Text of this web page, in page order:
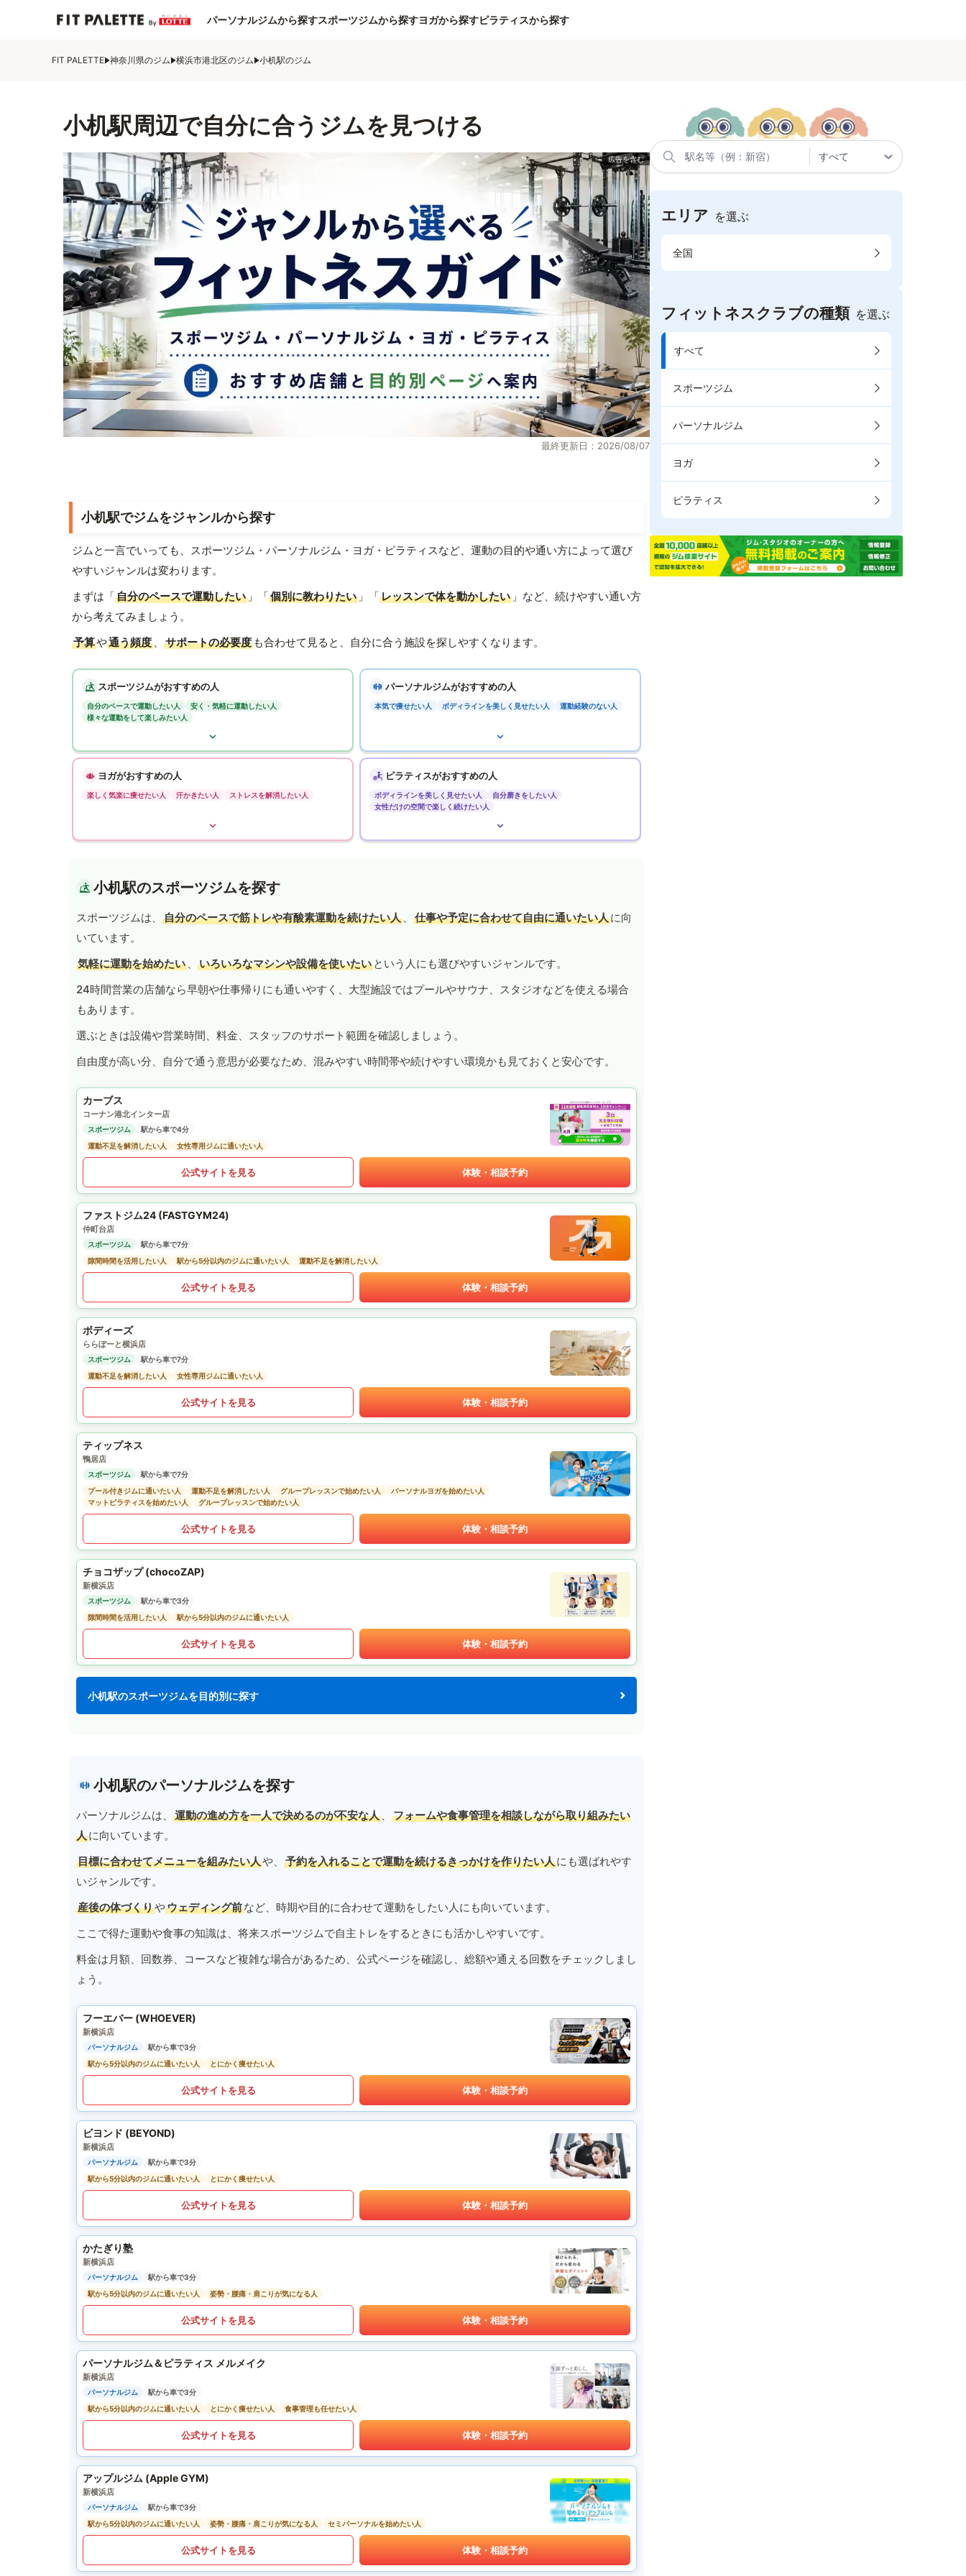
パーソナルジムから探すスポーツジムから探すヨガから探すピラティスから探す
FIT PALETTE 神奈川県のジム 横浜市港北区のジム 小机駅のジム
小机駅周辺で自分に合うジムを見つける
最終更新日：2026/08/07
小机駅でジムをジャンルから探す
ジムと一言でいっても、スポーツジム・パーソナルジム・ヨガ・ピラティスなど、運動の目的や通い方によって選び
やすいジャンルは変わります。
まずは「自分のペースで運動したい 」「個別に教わりたい 」「レッスンで体を動かしたい 」など、続けやすい通い方
から考えてみましょう。
予算や通う頻度 、 サポートの必要度 も合わせて見ると、自分に合う施設を探しやすくなります。
スポーツジムがおすすめの人
自分のペースで運動したい人
安く・気軽に運動したい人
様々な運動をして楽しみたい人
パーソナルジムがおすすめの人
本気で痩せたい人 ボディラインを美しく見せたい人 運動経験のない人
ヨガがおすすめの人
楽しく気楽に痩せたい人 汗かきたい人 ストレスを解消したい人
ピラティスがおすすめの人
ボディラインを美しく見せたい人
自分磨きをしたい人
女性だけの空間で楽しく続けたい人
小机駅のスポーツジムを探す
スポーツジムは、 自分のペースで筋トレや有酸素運動を続けたい人 、 仕事や予定に合わせて自由に通いたい人に向
いています。
気軽に運動を始めたい 、 いろいろなマシンや設備を使いたい という人にも選びやすいジャンルです。
24時間営業の店舗なら早朝や仕事帰りにも通いやすく、大型施設ではプールやサウナ、スタジオなどを使える場合
もあります。
選ぶときは設備や営業時間、料金、スタッフのサポート範囲を確認しましょう。
自由度が高い分、自分で通う意思が必要なため、混みやすい時間帯や続けやすい環境かも見ておくと安心です。
カーブス
コーナン港北インター店
スポーツジム
駅から車で4分
運動不足を解消したい人
女性専用ジムに通いたい人
公式サイトを見る 体験・相談予約
ファストジム24 (FASTGYM24)
仲町台店
スポーツジム
駅から車で7分
隙間時間を活用したい人
駅から5分以内のジムに通いたい人 運動不足を解消したい人
公式サイトを見る 体験・相談予約
ボディーズ
ららぽーと横浜店
スポーツジム
駅から車で7分
運動不足を解消したい人
女性専用ジムに通いたい人
公式サイトを見る 体験・相談予約
ティップネス
鴨居店
スポーツジム
駅から車で7分
プール付きジムに通いたい人
運動不足を解消したい人 グループレッスンで始めたい人
パーソナルヨガを始めたい人
マットピラティスを始めたい人
グループレッスンで始めたい人
公式サイトを見る 体験・相談予約
チョコザップ (chocoZAP)
新横浜店
スポーツジム
駅から車で3分
隙間時間を活用したい人
駅から5分以内のジムに通いたい人
公式サイトを見る 体験・相談予約
小机駅のスポーツジムを目的別に探す
小机駅のパーソナルジムを探す
パーソナルジムは、 運動の進め方を一人で決めるのが不安な人 、
フォームや食事管理を相談しながら取り組みたい
人に向いています。
目標に合わせてメニューを組みたい人や、 予約を入れることで運動を続けるきっかけを作りたい人にも選ばれやす
いジャンルです。
産後の体づくりやウェディング前など、時期や目的に合わせて運動をしたい人にも向いています。
ここで得た運動や食事の知識は、将来スポーツジムで自主トレをするときにも活かしやすいです。
料金は月額、回数券、コースなど複雑な場合があるため、公式ページを確認し、総額や通える回数をチェックしまし
ょう。
フーエバー (WHOEVER)
新横浜店
パーソナルジム
駅から車で3分
駅から5分以内のジムに通いたい人
とにかく痩せたい人
公式サイトを見る 体験・相談予約
ビヨンド (BEYOND)
新横浜店
パーソナルジム
駅から車で3分
駅から5分以内のジムに通いたい人
とにかく痩せたい人
公式サイトを見る 体験・相談予約
かたぎり塾
新横浜店
パーソナルジム
駅から車で3分
駅から5分以内のジムに通いたい人
姿勢・腰痛・肩こりが気になる人
公式サイトを見る 体験・相談予約
パーソナルジム＆ピラティス メルメイク
新横浜店
パーソナルジム
駅から車で3分
駅から5分以内のジムに通いたい人
とにかく痩せたい人 食事管理も任せたい人
公式サイトを見る 体験・相談予約
アップルジム (Apple GYM)
新横浜店
パーソナルジム
駅から車で3分
駅から5分以内のジムに通いたい人
姿勢・腰痛・肩こりが気になる人 セミパーソナルを始めたい人
公式サイトを見る 体験・相談予約
エリア を選ぶ
全国
フィットネスクラブの種類 を選ぶ
すべて
スポーツジム
パーソナルジム
ヨガ
ピラティス